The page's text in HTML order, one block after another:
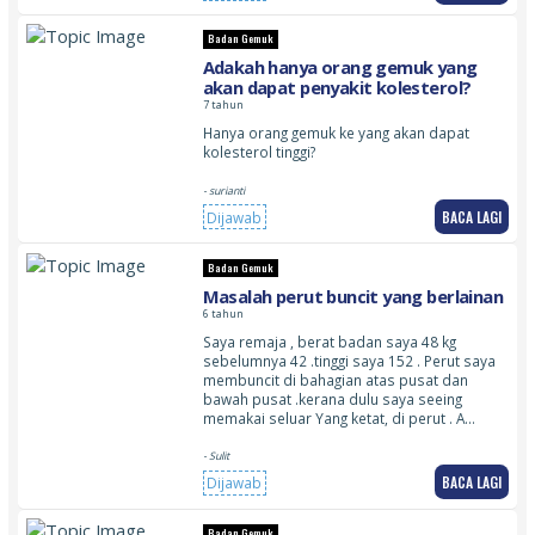
Badan Gemuk
Adakah hanya orang gemuk yang
akan dapat penyakit kolesterol?
7 tahun
Hanya orang gemuk ke yang akan dapat
kolesterol tinggi?
- surianti
Dijawab BACA LAGI
Badan Gemuk
Masalah perut buncit yang berlainan
6 tahun
Saya remaja , berat badan saya 48 kg
sebelumnya 42 .tinggi saya 152 . Perut saya
membuncit di bahagian atas pusat dan
bawah pusat .kerana dulu saya seeing
memakai seluar Yang ketat, di perut . A…
- Sulit
Dijawab BACA LAGI